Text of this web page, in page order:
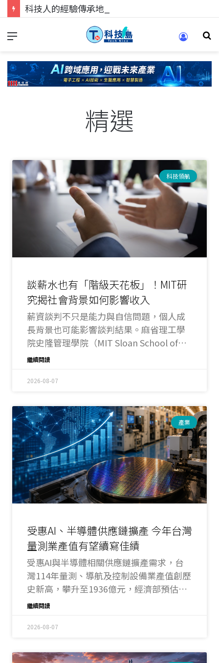
精選
科技領航
談薪水也有「階級天花板」！MIT研
究揭社會背景如何影響收入
薪資談判不只是能力與自信問題，個人成
長背景也可能影響談判結果。麻省理工學
院史隆管理學院（MIT Sloan School of
Management）最新研究發現，來自低社
使提出與高社經背景者完全相同的要求，
謂的「階級天花板」。
繼續閱讀
2026-08-07
產業
受惠AI、半導體供應鏈擴產 今年台灣
量測業產值有望續寫佳績
受惠AI與半導體相關供應鏈擴產需求，台
灣114年量測、導航及控制設備業產值創歷
史新高，攀升至1936億元，經濟部預估，
今年AI浪潮延續，半導體業者加強投資，
繼續閱讀
2026-08-07